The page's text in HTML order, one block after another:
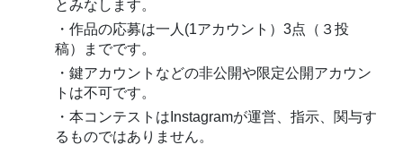
とみなします。
・作品の応募は一人(1アカウント）3点（３投
稿）までです。
・鍵アカウントなどの非公開や限定公開アカウン
トは不可です。
・本コンテストはInstagramが運営、指示、関与す
るものではありません。